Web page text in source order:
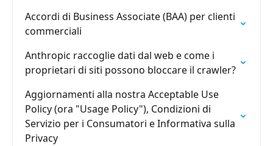
Accordi di Business Associate (BAA) per clienti
commerciali
Anthropic raccoglie dati dal web e come i
proprietari di siti possono bloccare il crawler?
Aggiornamenti alla nostra Acceptable Use
Policy (ora "Usage Policy"), Condizioni di
Servizio per i Consumatori e Informativa sulla
Privacy